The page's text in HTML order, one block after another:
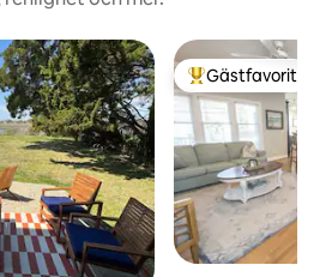
Populär
Gästfavorit